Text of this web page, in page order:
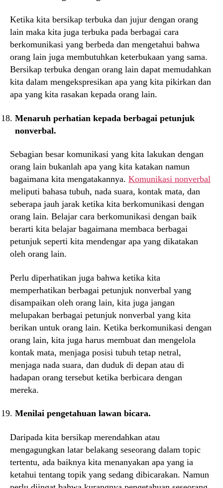
Ketika kita bersikap terbuka dan jujur dengan orang
lain maka kita juga terbuka pada berbagai cara
berkomunikasi yang berbeda dan mengetahui bahwa
orang lain juga membutuhkan keterbukaan yang sama.
Bersikap terbuka dengan orang lain dapat memudahkan
kita dalam mengekspresikan apa yang kita pikirkan dan
apa yang kita rasakan kepada orang lain.
Menaruh perhatian kepada berbagai petunjuk
nonverbal.
Sebagian besar komunikasi yang kita lakukan dengan
orang lain bukanlah apa yang kita katakan namun
bagaimana kita mengatakannya. Komunikasi nonverbal
meliputi bahasa tubuh, nada suara, kontak mata, dan
seberapa jauh jarak ketika kita berkomunikasi dengan
orang lain. Belajar cara berkomunikasi dengan baik
berarti kita belajar bagaimana membaca berbagai
petunjuk seperti kita mendengar apa yang dikatakan
oleh orang lain.
Perlu diperhatikan juga bahwa ketika kita
memperhatikan berbagai petunjuk nonverbal yang
disampaikan oleh orang lain, kita juga jangan
melupakan berbagai petunjuk nonverbal yang kita
berikan untuk orang lain. Ketika berkomunikasi dengan
orang lain, kita juga harus membuat dan mengelola
kontak mata, menjaga posisi tubuh tetap netral,
menjaga nada suara, dan duduk di depan atau di
hadapan orang tersebut ketika berbicara dengan
mereka.
Menilai pengetahuan lawan bicara.
Daripada kita bersikap merendahkan atau
mengagungkan latar belakang seseorang dalam topic
tertentu, ada baiknya kita menanyakan apa yang ia
ketahui tentang topik yang sedang dibicarakan. Namun